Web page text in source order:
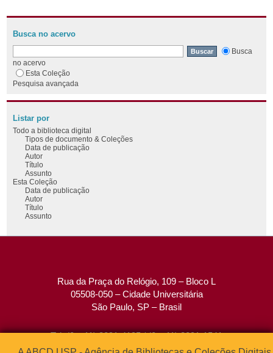
Busca no acervo
Busca
no acervo
Esta Coleção
Pesquisa avançada
Listar por
Todo a biblioteca digital
Tipos de documento & Coleções
Data de publicação
Autor
Título
Assunto
Esta Coleção
Data de publicação
Autor
Título
Assunto
Rua da Praça do Relógio, 109 – Bloco L
05508-050 – Cidade Universitária
São Paulo, SP – Brasil
Tel: (0xx11) 3091-4195 / (0xx11) 3091-1541
Fax: (0xx11) 3091-1567